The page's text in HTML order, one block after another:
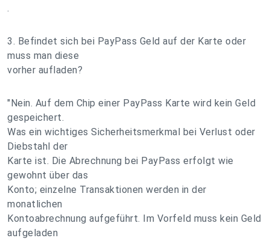
.
3. Befindet sich bei PayPass Geld auf der Karte oder
muss man diese
vorher aufladen?
"Nein. Auf dem Chip einer PayPass Karte wird kein Geld
gespeichert.
Was ein wichtiges Sicherheitsmerkmal bei Verlust oder
Diebstahl der
Karte ist. Die Abrechnung bei PayPass erfolgt wie
gewohnt über das
Konto; einzelne Transaktionen werden in der
monatlichen
Kontoabrechnung aufgeführt. Im Vorfeld muss kein Geld
aufgeladen